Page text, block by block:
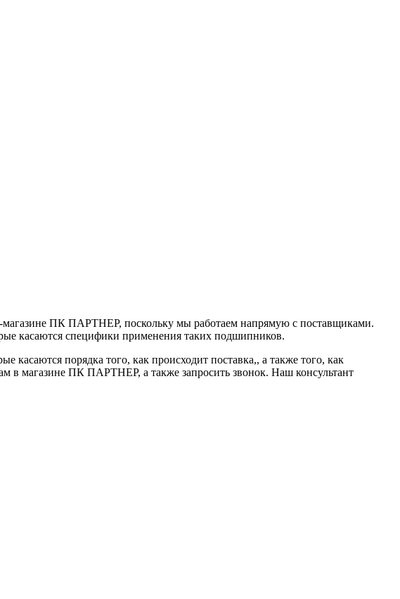
ПК ПАРТНЕР, поскольку мы работаем напрямую с поставщиками.
касаются специфики применения таких подшипников.
касаются порядка того, как происходит поставка,, а также того, как
в магазине ПК ПАРТНЕР, а также запросить звонок. Наш консультант